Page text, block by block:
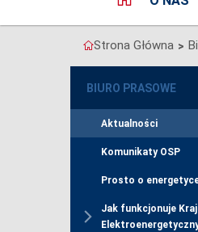
Strona Główna >
BIURO PRASOWE
Aktualności
Komunikaty OSP
Prosto o
Jak funkcjonuje